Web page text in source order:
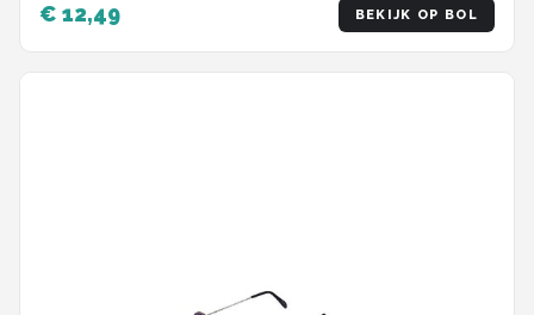
€ 12,49 BEKIJK OP BOL